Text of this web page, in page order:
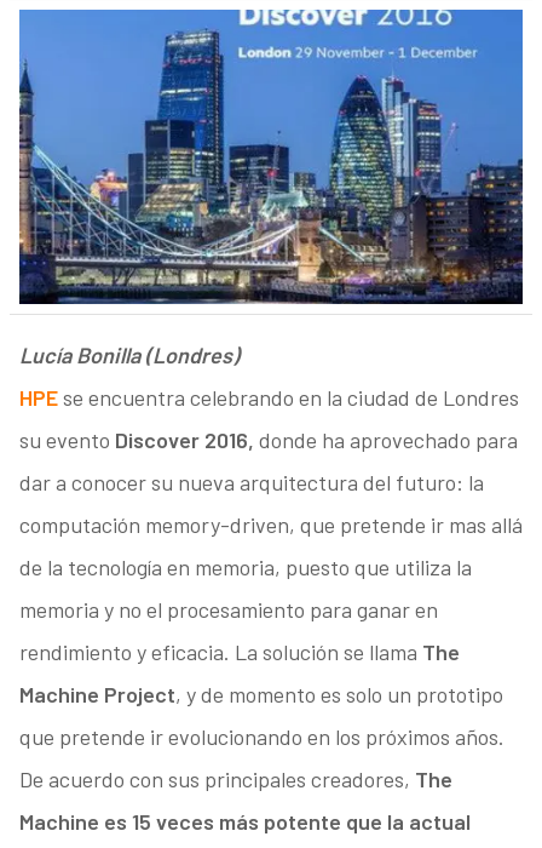
Lucía Bonilla (Londres)
HPEse encuentra celebrando en la ciudad de Londres
su evento Discover 2016, donde ha aprovechado para
dar a conocer su nueva arquitectura del futuro: la
computación memory-driven, que pretende ir mas allá
de la tecnología en memoria, puesto que utiliza la
memoria y no el procesamiento para ganar en
rendimiento y eficacia. La solución se llama The
Machine Project, y de momento es solo un prototipo
que pretende ir evolucionando en los próximos años.
De acuerdo con sus principales creadores, The
Machine es 15 veces más potente que la actual